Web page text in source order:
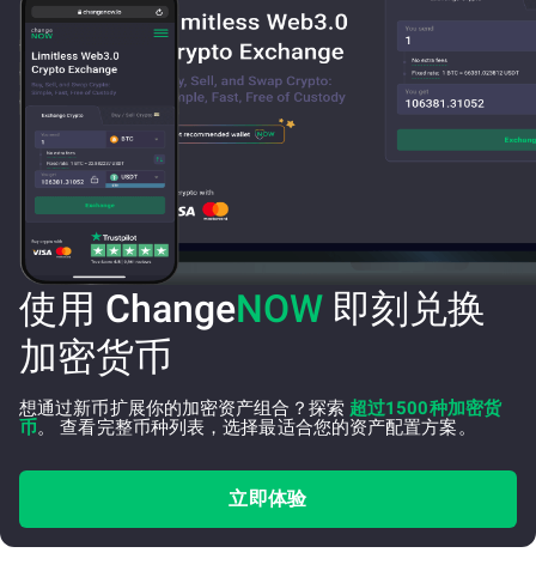
使用 ChangeNOW 即刻兑换
加密货币
想通过新币扩展你的加密资产组合？探索 超过1500种加密货
币。 查看完整币种列表，选择最适合您的资产配置方案。
立即体验